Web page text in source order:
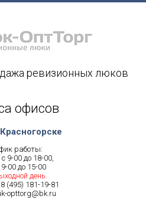
ревизионных люков
офисов
работы:
9-00 до 18-00,
9-00 до 15-00
день.
8 (495) 181-19-81
opttorg@bk.ru